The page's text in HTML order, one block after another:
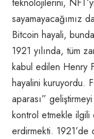
sayamayacağımız
Bitcoin hayali,
1921 yılında, tüm
kabul edilen Henry
hayalini kuruyordu.
aparası”
kontrol etmekle ilgili
erdirmekti.